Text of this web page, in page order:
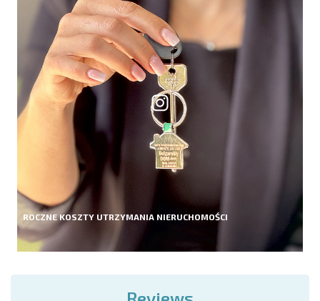
ROCZNE KOSZTY UTRZYMANIA NIERUCHOMOŚCI